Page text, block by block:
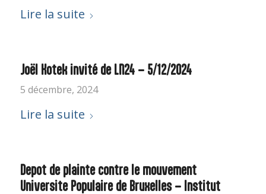
Lire la suite
Joël Kotek invité de LN24 – 5/12/2024
5 décembre, 2024
Lire la suite
Depot de plainte contre le mouvement
Universite Populaire de Bruxelles – Institut